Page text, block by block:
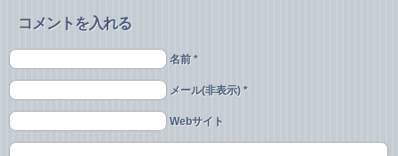
コメントを入れる
名前 *
メール(非表示) *
Webサイト